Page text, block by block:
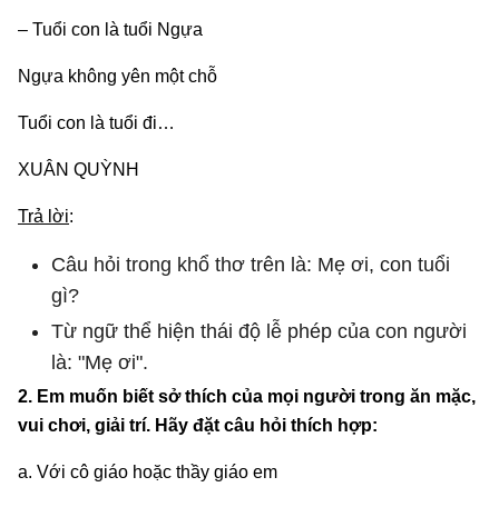
– Tuổi con là tuổi Ngựa
Ngựa không yên một chỗ
Tuổi con là tuổi đi…
XUÂN QUỲNH
Trả lời:
Câu hỏi trong khổ thơ trên là: Mẹ ơi, con tuổi
gì?
Từ ngữ thể hiện thái độ lễ phép của con người
là: "Mẹ ơi".
2. Em muốn biết sở thích của mọi người trong ăn mặc,
vui chơi, giải trí. Hãy đặt câu hỏi thích hợp:
a. Với cô giáo hoặc thầy giáo em